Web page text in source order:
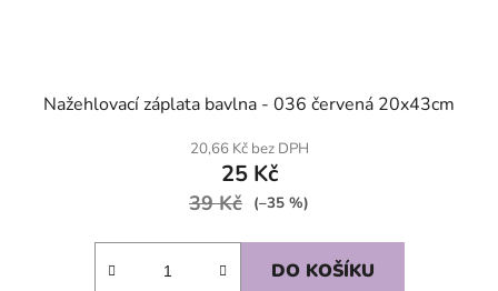
Nažehlovací záplata bavlna - 036 červená 20x43cm
20,66 Kč bez DPH
25 Kč
39 Kč (–35 %)
DO KOŠÍKU